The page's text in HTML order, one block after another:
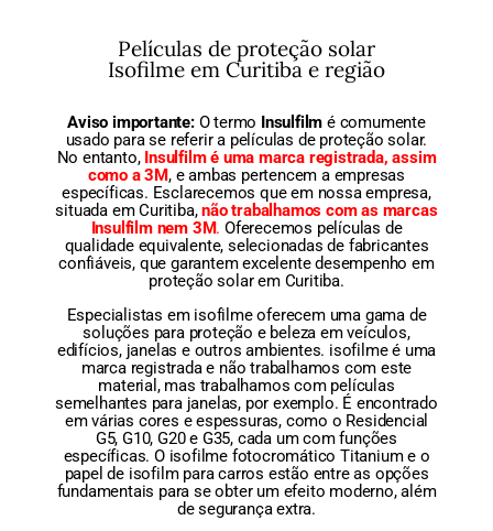
Películas de proteção solar
Isofilme em Curitiba e região
Aviso importante:O termo Insulfilm é comumente
usado para se referir a películas de proteção solar.
No entanto, Insulfilm é uma marca registrada, assim
como a 3M, e ambas pertencem a empresas
específicas. Esclarecemos que em nossa empresa,
situada em Curitiba,não trabalhamos com as marcas
Insulfilm nem 3M. Oferecemos películas de
qualidade equivalente, selecionadas de fabricantes
confiáveis, que garantem excelente desempenho em
proteção solar em Curitiba.
Especialistas em isofilme oferecem uma gama de
soluções para proteção e beleza em veículos,
edifícios, janelas e outros ambientes. isofilme é uma
marca registrada e não trabalhamos com este
material, mas trabalhamos com películas
semelhantes para janelas, por exemplo. É encontrado
em várias cores e espessuras, como o Residencial
G5, G10, G20 e G35, cada um com funções
específicas. O isofilme fotocromático Titanium e o
papel de isofilm para carros estão entre as opções
fundamentais para se obter um efeito moderno, além
de segurança extra.